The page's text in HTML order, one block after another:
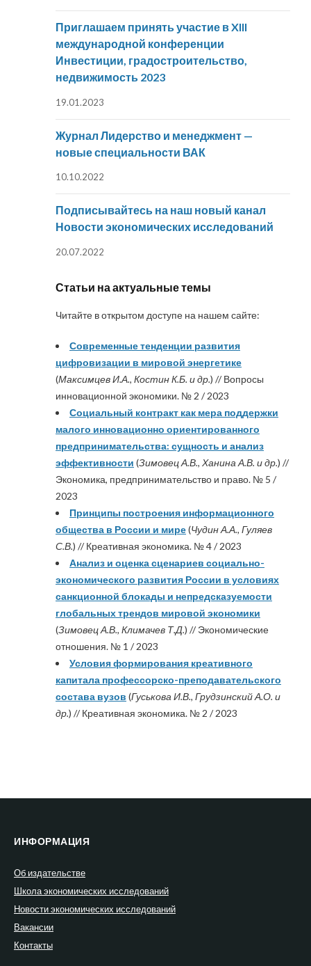
Приглашаем принять участие в XIII
международной конференции
Инвестиции, градостроительство,
недвижимость 2023
19.01.2023
Журнал Лидерство и менеджмент —
новые специальности ВАК
10.10.2022
Подписывайтесь на наш новый канал
Новости экономических исследований
20.07.2022
Статьи на актуальные темы
Читайте в открытом доступе на нашем сайте:
Современные тенденции развития
цифровизации в мировой энергетике
(Максимцев И.А., Костин К.Б. и др.) // Вопросы
инновационной экономики. № 2 / 2023
Социальный контракт как мера поддержки
малого инновационно ориентированного
предпринимательства: сущность и анализ
эффективности (Зимовец А.В., Ханина А.В. и др.) //
Экономика, предпринимательство и право. № 5 /
2023
Принципы построения информационного
общества в России и мире(Чудин А.А., Гуляев
С.В.) // Креативная экономика. № 4 / 2023
Анализ и оценка сценариев социально-
экономического развития России в условиях
санкционной блокады и непредсказуемости
глобальных трендов мировой экономики
(Зимовец А.В., Климачев Т.Д.) // Экономические
отношения. № 1 / 2023
Условия формирования креативного
капитала профессорско-преподавательского
состава вузов (Гуськова И.В., Грудзинский А.О. и
др.) // Креативная экономика. № 2 / 2023
ИНФОРМАЦИЯ
Об издательстве
Школа экономических исследований
Новости экономических исследований
Вакансии
Контакты